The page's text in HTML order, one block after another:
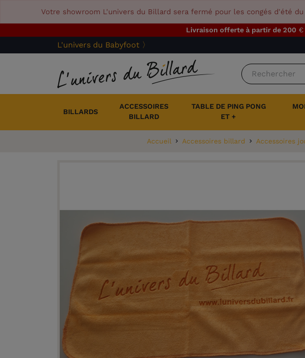
Votre showroom L'univers du Billard sera fermé pour les congés d'été
Livraison offerte à partir de 200 €
L'univers du Babyfoot 〉
BILLARDS
ACCESSOIRES
BILLARD
TABLE DE PING PONG
ET +
Accueil Accessoires billard Accessoires